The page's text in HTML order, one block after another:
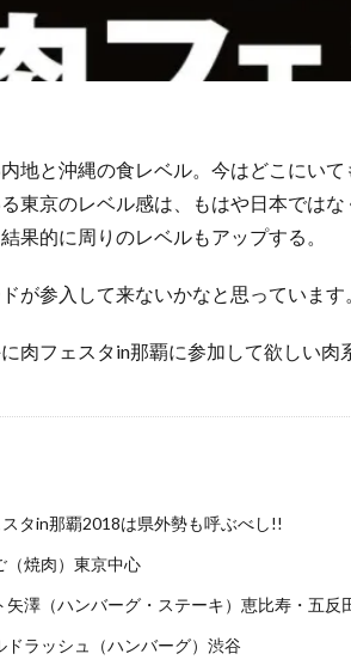
地と沖縄の食レベル。今はどこにい
東京のレベル感は、もはや日本では
果的に周りのレベルもアップする。
が参入して来ないかなと思っています
肉フェスタin那覇に参加して欲しい肉
タin那覇2018は県外勢も呼ぶべし!!
（焼肉）東京中心
矢澤（ハンバーグ・ステーキ）恵比寿・五反
ドラッシュ（ハンバーグ）渋谷